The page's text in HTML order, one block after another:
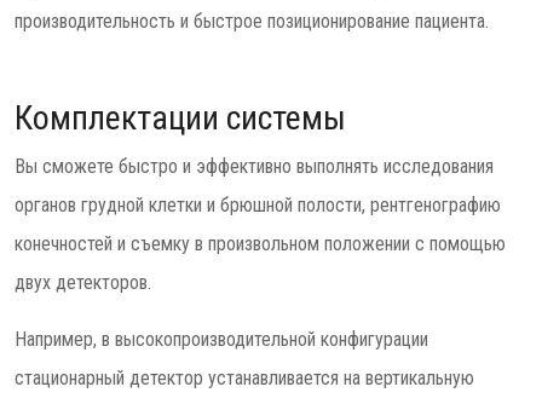
производительность и быстрое позиционирование пациента.
Комплектации системы
Вы сможете быстро и эффективно выполнять исследования
органов грудной клетки и брюшной полости, рентгенографию
конечностей и съемку в произвольном положении с помощью
двух детекторов.
Например, в высокопроизводительной конфигурации
стационарный детектор устанавливается на вертикальную